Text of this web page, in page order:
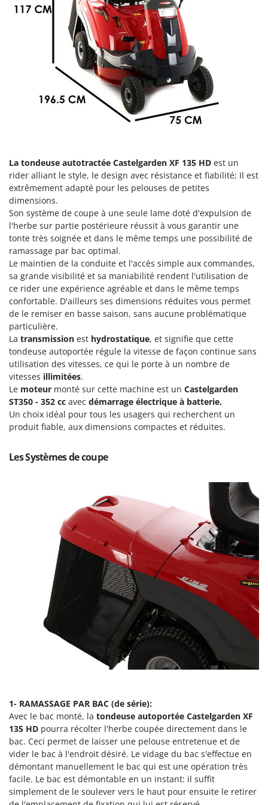
Groupes électrogènes
Gyrobroyeurs à lame pour tracteur
Haches - Cognées et Hachettes
Hachoirs à viande
Herses à Dents
Lames niveleuses pour tracteur
Lave-vitres
Lieuses électriques pour vignes
M
Machines à pâtes
Machines pour la transformation des fruits
Machines sous vide
Motobineuses
Motoculteurs
Motofaucheuses
Motopompes pour irrigation
Moulins à céréales électriques
Moulins à farine
N
Nettoyeurs et Balais à vapeur
Nettoyeurs haute pression
Peignes vibreurs et Secoueurs à olives
Pelles rétros pour tracteur
Perches Élagueuses
Pétrins à Spirale
Piscines
Planteuses de pommes de terre pour tracteur
Plateaux de coupe pour tracteur
Plumeuses
Pompes d'irrigation à tracteur
Pompes de transfert
Postes à souder
Poussoirs à saucisse
Presses à pellets
Pressoirs à fruits
Pressoirs à Raisin
Effeuno
Elegen
EuroMech
Eurosystems
F
FAC
Fama Industrie
Famag
Famur
FARMER
FBC
Ferrari Group
Ferroni
Ferrua
FIAC
FIEM
Fimar
Fiorentini
Fontana Forni
Forest Master
Francini
G3 Ferrari
Gardena
Garofalo
GeoTech
GeoTech Pro
Gipeco
Girmi
GRAEF
Gre
GreenBay
Greenworks
La tondeuse autotractée Castelgarden XF 135 HD est un
rider alliant le style, le design avec résistance et fiabilité; Il est
extrêmement adapté pour les pelouses de petites
dimensions.
Son système de coupe à une seule lame doté d'expulsion de
l'herbe sur partie postérieure réussit à vous garantir une
tonte très soignée et dans le même temps une possibilité de
ramassage par bac optimal.
Le maintien de la conduite et l'accès simple aux commandes,
sa grande visibilité et sa maniabilité rendent l'utilisation de
ce rider une expérience agréable et dans le même temps
confortable. D'ailleurs ses dimensions réduites vous permet
de le remiser en basse saison, sans aucune problématique
particulière.
La transmission est hydrostatique, et signifie que cette
tondeuse autoportée régule la vitesse de façon continue sans
utilisation des vitesses, ce qui le porte à un nombre de
vitesses illimitées.
Le moteur monté sur cette machine est un Castelgarden
ST350 - 352 cc avec démarrage électrique à batterie.
Un choix idéal pour tous les usagers qui recherchent un
produit fiable, aux dimensions compactes et réduites.
Les Systèmes de coupe
1- RAMASSAGE PAR BAC (de série):
Avec le bac monté, la tondeuse autoportée Castelgarden XF
135 HD pourra récolter l'herbe coupée directement dans le
bac. Ceci permet de laisser une pelouse entretenue et de
vider le bac à l'endroit désiré. Le vidage du bac s'effectue en
démontant manuellement le bac qui est une opération très
facile. Le bac est démontable en un instant: il suffit
simplement de le soulever vers le haut pour ensuite le retirer